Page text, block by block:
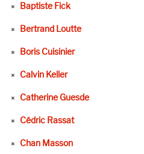
Baptiste Fick
Bertrand Loutte
Boris Cuisinier
Calvin Keller
Catherine Guesde
Cédric Rassat
Chan Masson